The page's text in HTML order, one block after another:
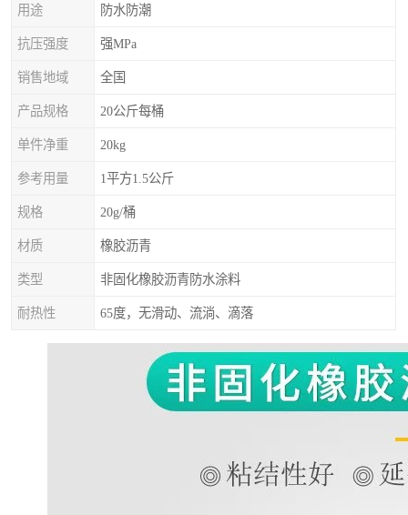
用途 防水防潮
抗压强度 强MPa
销售地域 全国
产品规格 20公斤每桶
单件净重 20kg
参考用量 1平方1.5公斤
规格 20g/桶
材质 橡胶沥青
类型 非固化橡胶沥青防水涂料
耐热性 65度，无滑动、流淌、滴落